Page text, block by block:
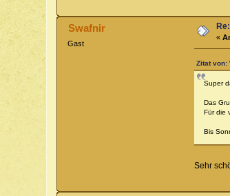
Swafnir
Gast
«
Zitat von:
Super
Das
Für die
Bis
Sehr